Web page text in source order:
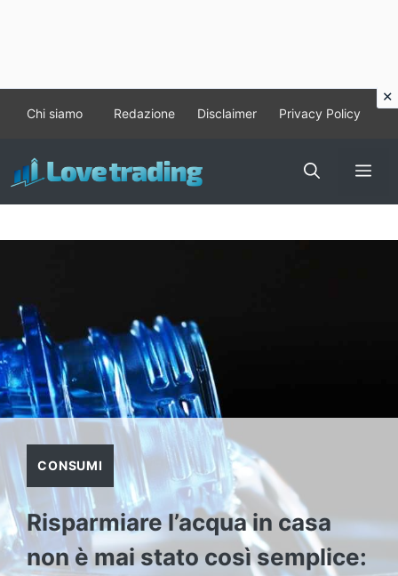
contenuto
Chi siamo Redazione Disclaimer Privacy Policy
CONSUMI
Risparmiare l’acqua in casa
non è mai stato così semplice: